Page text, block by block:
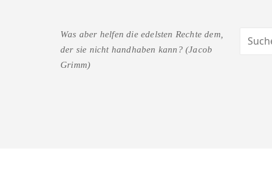
Was aber helfen die edelsten Rechte dem,
der sie nicht handhaben kann? (Jacob
Grimm)